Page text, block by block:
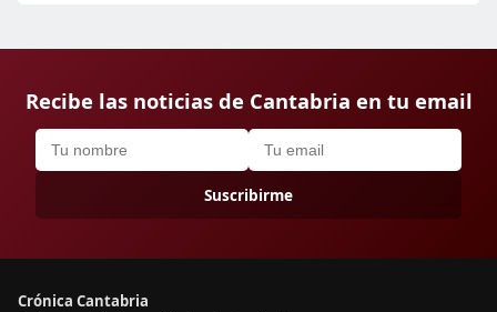
Recibe las noticias de Cantabria en tu email
Suscribirme
Crónica Cantabria